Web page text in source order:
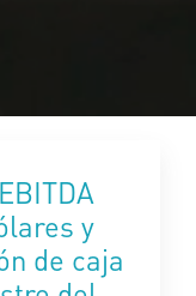
y
de caja